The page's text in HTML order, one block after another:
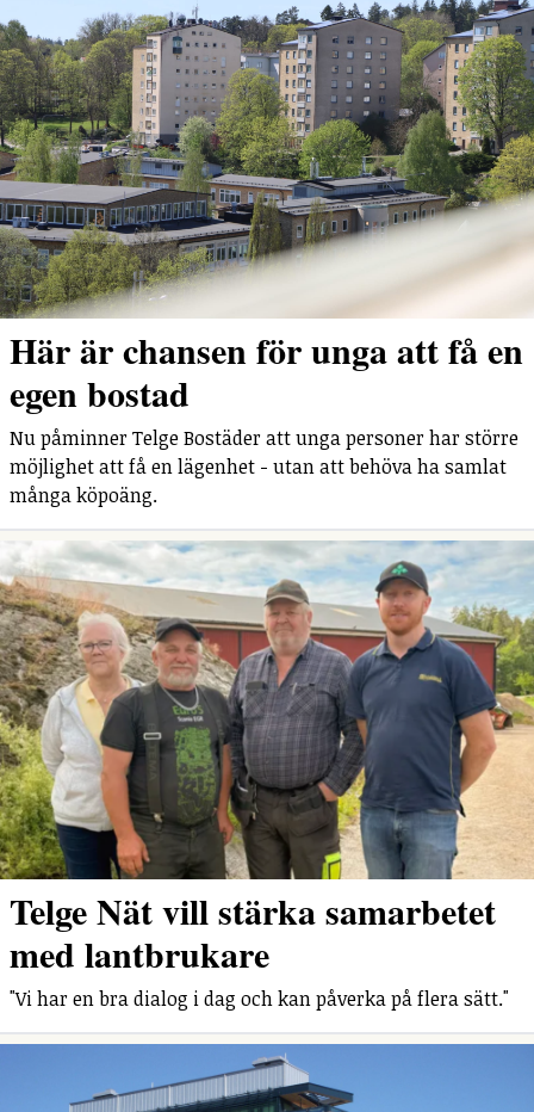
Här är chansen för unga att få en
egen bostad
Nu påminner Telge Bostäder att unga personer har större
möjlighet att få en lägenhet - utan att behöva ha samlat
många köpoäng.
Telge Nät vill stärka samarbetet
med lantbrukare
"Vi har en bra dialog i dag och kan påverka på flera sätt."